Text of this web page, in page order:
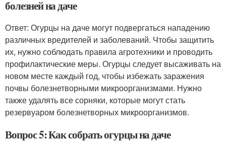
болезней на даче
Ответ: Огурцы на даче могут подвергаться нападению
различных вредителей и заболеваний. Чтобы защитить
их, нужно соблюдать правила агротехники и проводить
профилактические меры. Огурцы следует высаживать на
новом месте каждый год, чтобы избежать заражения
почвы болезнетворными микроорганизмами. Нужно
также удалять все сорняки, которые могут стать
резервуаром болезнетворных микроорганизмов.
Вопрос 5: Как собрать огурцы на даче